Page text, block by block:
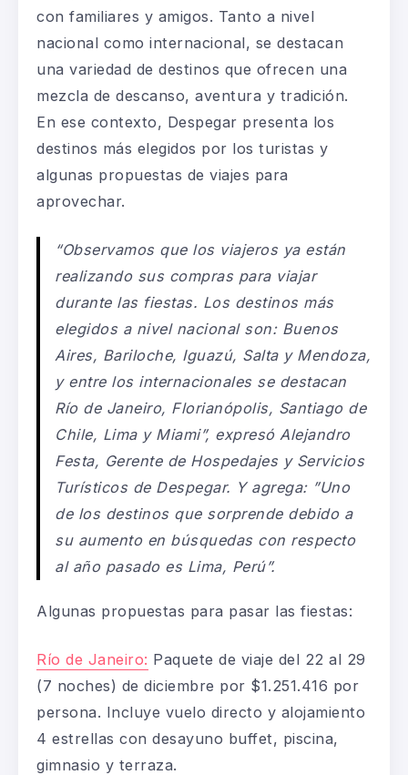
con familiares y amigos. Tanto a nivel
nacional como internacional, se destacan
una variedad de destinos que ofrecen una
mezcla de descanso, aventura y tradición.
En ese contexto, Despegar presenta los
destinos más elegidos por los turistas y
algunas propuestas de viajes para
aprovechar.
“Observamos que los viajeros ya están
realizando sus compras para viajar
durante las fiestas. Los destinos más
elegidos a nivel nacional son: Buenos
Aires, Bariloche, Iguazú, Salta y Mendoza,
y entre los internacionales se destacan
Río de Janeiro, Florianópolis, Santiago de
Chile, Lima y Miami”, expresó Alejandro
Festa, Gerente de Hospedajes y Servicios
Turísticos de Despegar. Y agrega: ”Uno
de los destinos que sorprende debido a
su aumento en búsquedas con respecto
al año pasado es Lima, Perú”.
Algunas propuestas para pasar las fiestas:
Río de Janeiro: Paquete de viaje del 22 al 29
(7 noches) de diciembre por $1.251.416 por
persona. Incluye vuelo directo y alojamiento
4 estrellas con desayuno buffet, piscina,
gimnasio y terraza.